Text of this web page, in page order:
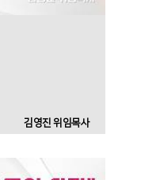
김영진 위임목사